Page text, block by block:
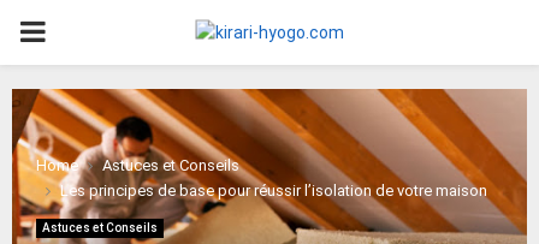
PRIMARY
MENU
Home
Astuces et Conseils
Les principes de base pour réussir l’isolation de votre maison
Astuces et Conseils